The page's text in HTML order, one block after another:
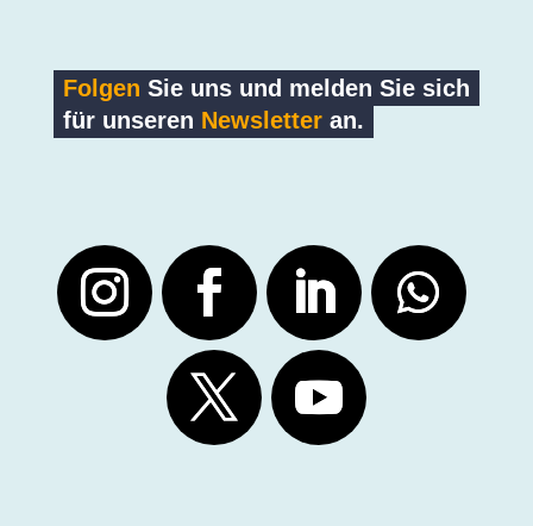
Folgen Sie uns und melden Sie sich
für unseren Newsletteran.